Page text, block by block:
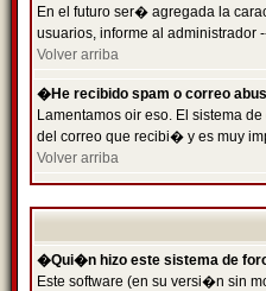
En el futuro ser� agregada la
usuarios, informe al
Volver arriba
�He recibido spam o correo
Lamentamos oir eso. El sistema
del correo que recibi� y es muy
Volver arriba
�Qui�n hizo este sistema de
Este software (en su versi�n sin